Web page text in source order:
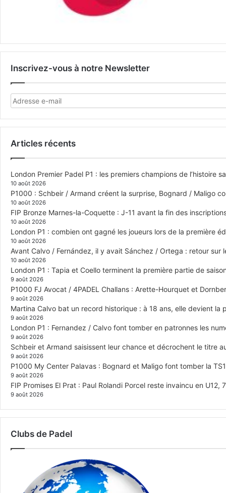
Inscrivez-vous à notre Newsletter
Articles récents
London Premier Padel P1 : les premiers champions de l’histoire
10 août 2026
P1000 : Schbeir / Armand créent la surprise, Bognard / Maligo
10 août 2026
FIP Bronze Marnes-la-Coquette : J-11 avant la fin des
10 août 2026
London P1 : combien ont gagné les joueurs lors de la première
10 août 2026
Avant Calvo / Fernández, il y avait Sánchez / Ortega : retour sur
10 août 2026
London P1 : Tapia et Coello terminent la première partie de
9 août 2026
P1000 FJ Avocat / 4PADEL Challans : Arette-Hourquet et
9 août 2026
Martina Calvo bat un record historique : à 18 ans, elle devient
9 août 2026
London P1 : Fernandez / Calvo font tomber en patronnes les
9 août 2026
Schbeir et Armand saisissent leur chance et décrochent le titre
9 août 2026
P1000 My Center Palavas : Bognard et Maligo font tomber la
9 août 2026
FIP Promises El Prat : Paul Rolandi Porcel reste invaincu en U12,
9 août 2026
Clubs de Padel